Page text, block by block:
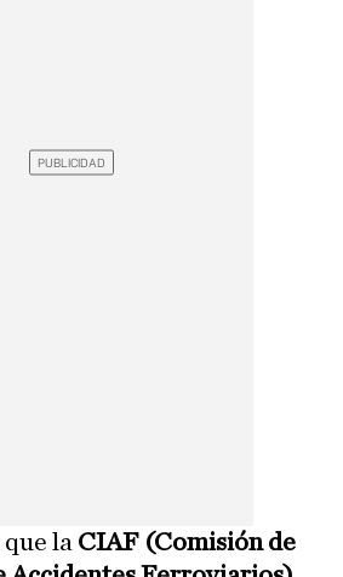
la CIAF (Comisión de